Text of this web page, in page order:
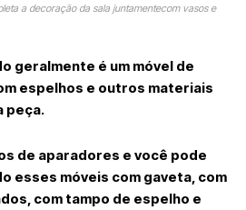
a decoração da sala juntamentecom vasos e
geralmente é um móvel de
espelhos e outros materiais
peça.
de aparadores e você pode
esses móveis com gaveta, com
com tampo de espelho e